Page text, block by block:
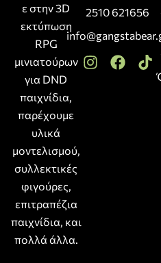
ε στην 3D
εκτύπωση
RPG
μινιατούρων
για DND
παιχνίδια,
παρέχουμε
υλικά
μοντελισμού,
συλλεκτικές
φιγούρες,
επιτραπέζια
παιχνίδια, και
πολλά άλλα.
2510 621656